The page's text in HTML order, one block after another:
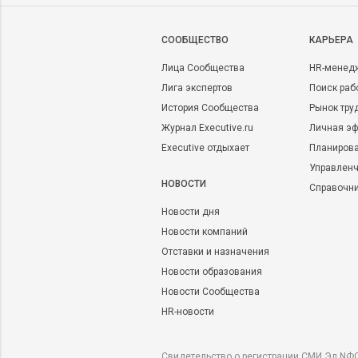
CООБЩЕСТВО
Лица Сообщества
Лига экспертов
История Сообщества
Журнал Executive.ru
Executive отдыхает
НОВОСТИ
Новости дня
Новости компаний
Отставки и назначения
Новости образования
Новости Сообщества
HR-новости
КАРЬЕРА
HR-
Поиск
Рынок
Личная